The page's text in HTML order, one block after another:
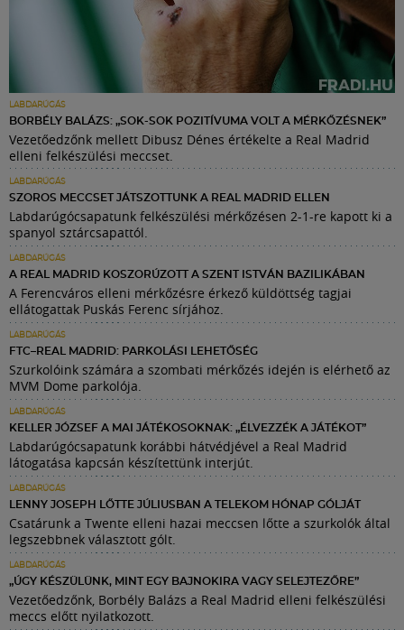
LABDARÚGÁS
BORBÉLY BALÁZS: „SOK-SOK POZITÍVUMA VOLT A MÉRKŐZÉSNEK”
Vezetőedzőnk mellett Dibusz Dénes értékelte a Real Madrid
elleni felkészülési meccset.
LABDARÚGÁS
SZOROS MECCSET JÁTSZOTTUNK A REAL MADRID ELLEN
Labdarúgócsapatunk felkészülési mérkőzésen 2-1-re kapott ki a
spanyol sztárcsapattól.
LABDARÚGÁS
A REAL MADRID KOSZORÚZOTT A SZENT ISTVÁN BAZILIKÁBAN
A Ferencváros elleni mérkőzésre érkező küldöttség tagjai
ellátogattak Puskás Ferenc sírjához.
LABDARÚGÁS
FTC–REAL MADRID: PARKOLÁSI LEHETŐSÉG
Szurkolóink számára a szombati mérkőzés idején is elérhető az
MVM Dome parkolója.
LABDARÚGÁS
KELLER JÓZSEF A MAI JÁTÉKOSOKNAK: „ÉLVEZZÉK A JÁTÉKOT”
Labdarúgócsapatunk korábbi hátvédjével a Real Madrid
látogatása kapcsán készítettünk interjút.
LABDARÚGÁS
LENNY JOSEPH LŐTTE JÚLIUSBAN A TELEKOM HÓNAP GÓLJÁT
Csatárunk a Twente elleni hazai meccsen lőtte a szurkolók által
legszebbnek választott gólt.
LABDARÚGÁS
„ÚGY KÉSZÜLÜNK, MINT EGY BAJNOKIRA VAGY SELEJTEZŐRE”
Vezetőedzőnk, Borbély Balázs a Real Madrid elleni felkészülési
meccs előtt nyilatkozott.